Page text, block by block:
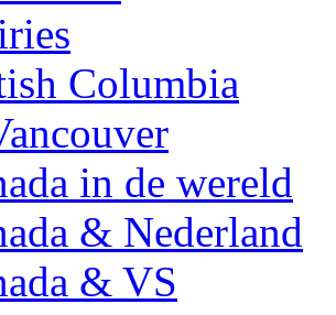
Columbia
in de wereld
& Nederland
& VS